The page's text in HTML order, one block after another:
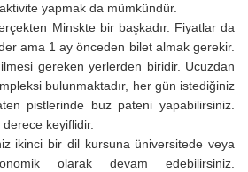
yapmak da mümkündür.
Minskte bir başkadır. Fiyatlar da
ama 1 ay önceden bilet almak gerekir.
gereken yerlerden biridir. Ucuzdan
bulunmaktadır, her gün istediğiniz
pistlerinde buz pateni yapabilirsiniz.
keyiflidir.
ikinci bir dil kursuna üniversitede veya
olarak devam edebilirsiniz.